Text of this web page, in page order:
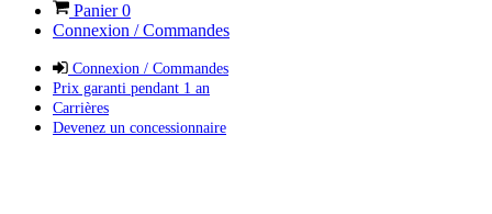
Panier0
Connexion / Commandes
Connexion / Commandes
Prix garanti pendant 1 an
Carrières
Devenez un concessionnaire